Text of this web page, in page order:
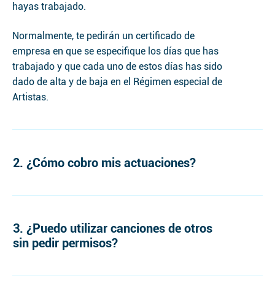
hayas trabajado.
Normalmente, te pedirán un certificado de
empresa en que se especifique los días que has
trabajado y que cada uno de estos días has sido
dado de alta y de baja en el Régimen especial de
Artistas.
2. ¿Cómo cobro mis actuaciones?
3. ¿Puedo utilizar canciones de otros
sin pedir permisos?